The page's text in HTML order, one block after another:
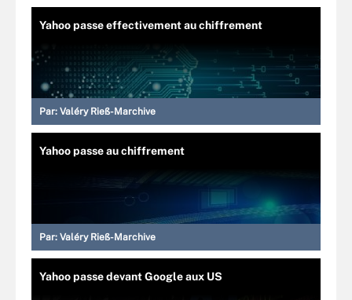
Yahoo passe effectivement au chiffrement
Par: Valéry Rieß-Marchive
Yahoo passe au chiffrement
Par: Valéry Rieß-Marchive
Yahoo passe devant Google aux US